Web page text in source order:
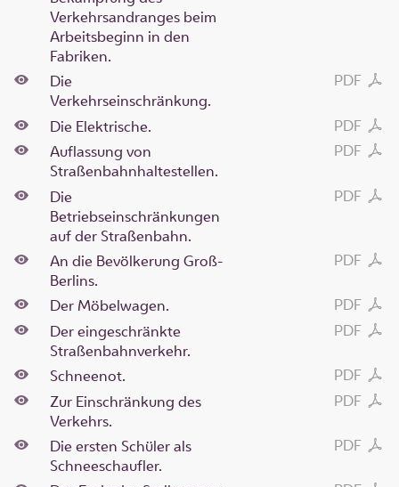
Verkehrsandranges beim
Arbeitsbeginn in den
Fabriken.
PDF
Die
Verkehrseinschränkung.
PDF
Die Elektrische.
PDF
Auflassung von
Straßenbahnhaltestellen.
PDF
Die
Betriebseinschränkungen
auf der Straßenbahn.
PDF
An die Bevölkerung Groß-
Berlins.
PDF
Der Möbelwagen.
PDF
Der eingeschränkte
Straßenbahnverkehr.
PDF
Schneenot.
PDF
Zur Einschränkung des
Verkehrs.
PDF
Die ersten Schüler als
Schneeschaufler.